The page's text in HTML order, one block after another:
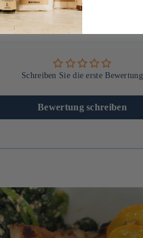
Kundenbewertungen
Schreiben Sie die erste Bewertung
Bewertung schreiben